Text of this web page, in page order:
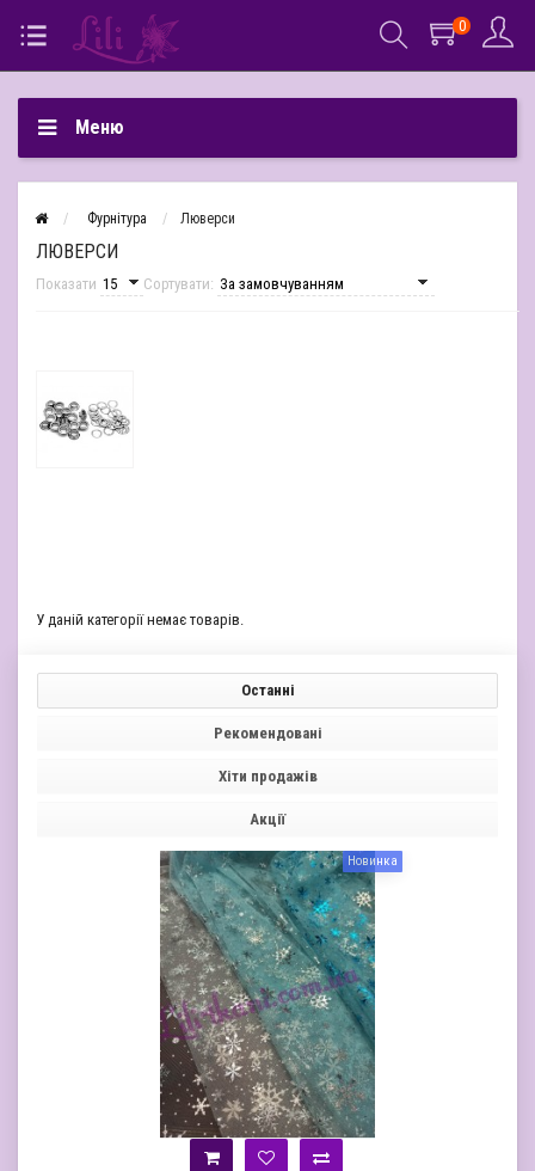
0
Меню
Фурнітура Люверси
ЛЮВЕРСИ
Показати Сортувати:
У даній категорії немає товарів.
Останні
Рекомендовані
Хіти продажів
Акції
Новинка